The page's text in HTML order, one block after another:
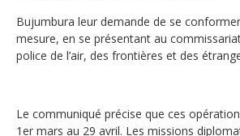
Bujumbura leur demande de se
mesure, en se présentant au
police de l’air, des frontières et des
Le communiqué précise que ces
1er mars au 29 avril. Les missions